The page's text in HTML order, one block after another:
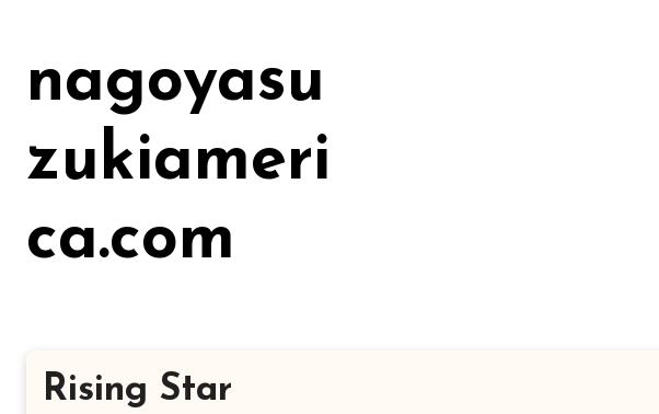
kontennagoyasu
zukiameri
ca.com
Rising Star